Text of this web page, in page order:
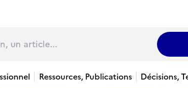
Ressources, Publications Décisions,